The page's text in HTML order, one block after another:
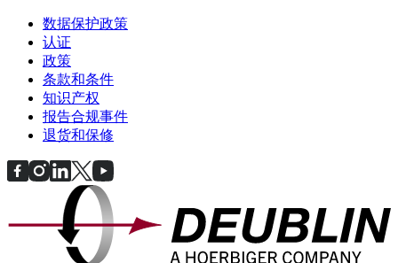
数据保护政策
认证
政策
条款和条件
知识产权
报告合规事件
退货和保修